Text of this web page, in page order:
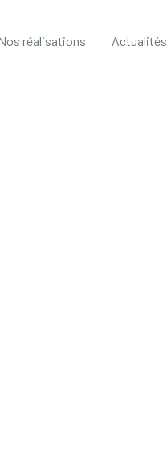
réalisations Actualités